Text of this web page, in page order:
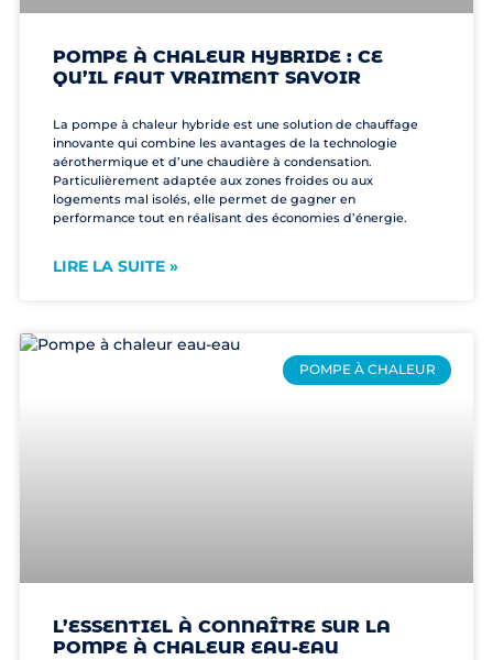
POMPE À CHALEUR HYBRIDE : CE
QU’IL FAUT VRAIMENT SAVOIR
La pompe à chaleur hybride est une solution de chauffage
innovante qui combine les avantages de la technologie
aérothermique et d’une chaudière à condensation.
Particulièrement adaptée aux zones froides ou aux
logements mal isolés, elle permet de gagner en
performance tout en réalisant des économies d’énergie.
LIRE LA SUITE »
POMPE À CHALEUR
L’ESSENTIEL À CONNAÎTRE SUR LA
POMPE À CHALEUR EAU-EAU